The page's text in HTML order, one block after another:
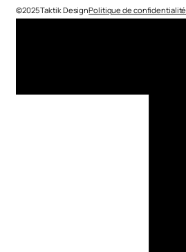
©2025 Taktik DesignPolitique de confidentialité